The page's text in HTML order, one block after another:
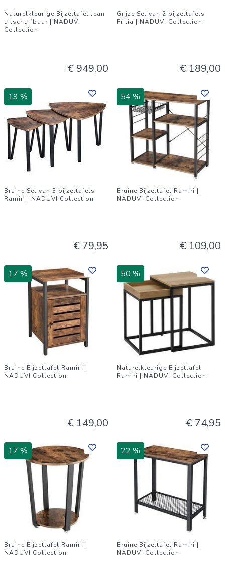
Naturelkleurige Bijzettafel Jean
uitschuifbaar | NADUVI
Collection
€ 949,00
Grijze Set van 2 bijzettafels
Frilia | NADUVI Collection
€ 189,00
19 %
Bruine Set van 3 bijzettafels
Ramiri | NADUVI Collection
€ 79,95
54 %
Bruine Bijzettafel Ramiri |
NADUVI Collection
€ 109,00
17 %
Bruine Bijzettafel Ramiri |
NADUVI Collection
€ 149,00
50 %
Naturelkleurige Bijzettafel
Ramiri | NADUVI Collection
€ 74,95
17 %
Bruine Bijzettafel Ramiri |
NADUVI Collection
22 %
Bruine Bijzettafel Ramiri |
NADUVI Collection